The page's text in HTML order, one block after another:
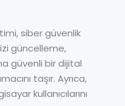
siber güvenlik
güncelleme,
güvenli bir dijital
taşır. Ayrıca,
kullanıcılarını